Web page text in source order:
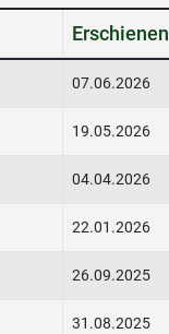
Erschienen
07.06.2026
19.05.2026
04.04.2026
22.01.2026
26.09.2025
31.08.2025